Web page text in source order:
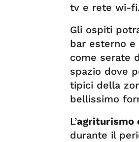
tv e rete wi-
Gli ospiti
bar esterno
come serate
spazio dove
tipici della
bellissimo
L’agriturismo
durante il